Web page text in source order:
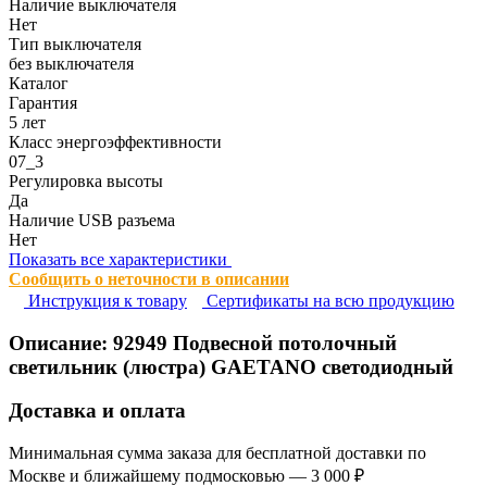
Наличие выключателя
Нет
Тип выключателя
без выключателя
Каталог
Гарантия
5 лет
Класс энергоэффективности
07_3
Регулировка высоты
Да
Наличие USB разъема
Нет
Показать все характеристики
Сообщить о неточности в описании
Инструкция к товару
Сертификаты на всю продукцию
Описание: 92949 Подвесной потолочный
светильник (люстра) GAETANO светодиодный
Доставка и оплата
Минимальная сумма заказа для бесплатной доставки по
Москве и ближайшему подмосковью — 3 000 ₽